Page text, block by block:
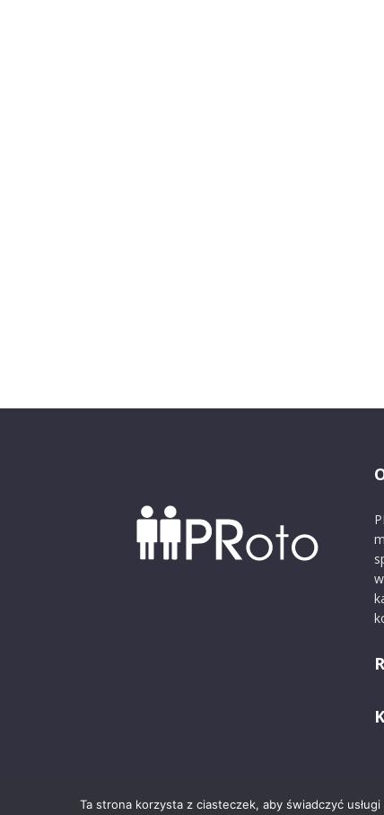
Ta strona korzysta z ciasteczek, aby świadczyć